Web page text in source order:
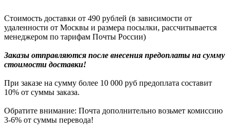
Стоимость доставки от 490 рублей (в зависимости от
удаленности от Москвы и размера посылки, рассчитывается
менеджером по тарифам Почты России)
Заказы отправляются после внесения предоплаты на сумму
стоимости доставки!
При заказе на сумму более 10 000 руб предоплата составит
10% от суммы заказа.
Обратите внимание: Почта дополнительно возьмет комиссию
3-6% от суммы перевода!